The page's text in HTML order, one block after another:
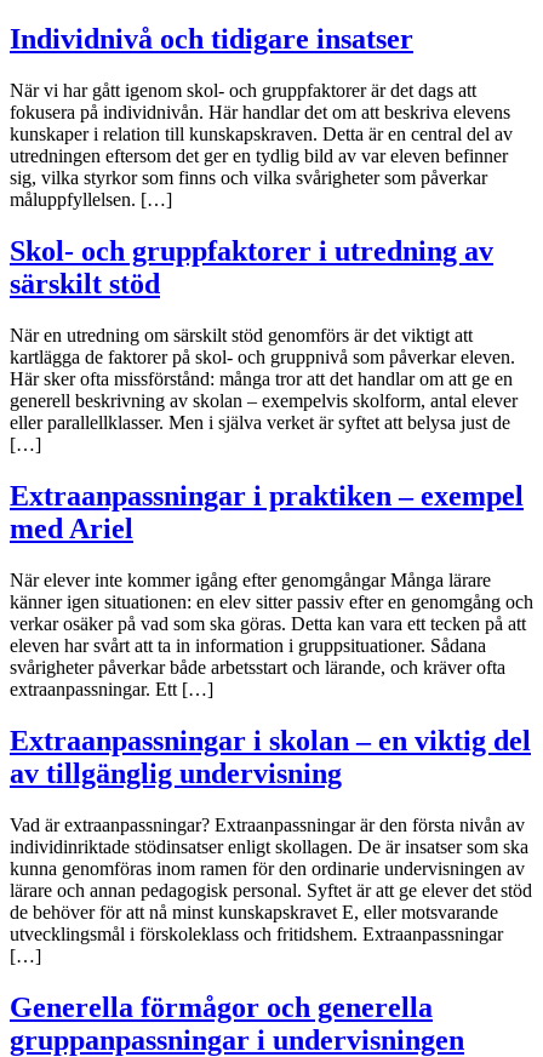
Individnivå och tidigare insatser
När vi har gått igenom skol- och gruppfaktorer är det dags att
fokusera på individnivån. Här handlar det om att beskriva elevens
kunskaper i relation till kunskapskraven. Detta är en central del av
utredningen eftersom det ger en tydlig bild av var eleven befinner
sig, vilka styrkor som finns och vilka svårigheter som påverkar
måluppfyllelsen. […]
Skol- och gruppfaktorer i utredning av
särskilt stöd
När en utredning om särskilt stöd genomförs är det viktigt att
kartlägga de faktorer på skol- och gruppnivå som påverkar eleven.
Här sker ofta missförstånd: många tror att det handlar om att ge en
generell beskrivning av skolan – exempelvis skolform, antal elever
eller parallellklasser. Men i själva verket är syftet att belysa just de
[…]
Extraanpassningar i praktiken – exempel
med Ariel
När elever inte kommer igång efter genomgångar Många lärare
känner igen situationen: en elev sitter passiv efter en genomgång och
verkar osäker på vad som ska göras. Detta kan vara ett tecken på att
eleven har svårt att ta in information i gruppsituationer. Sådana
svårigheter påverkar både arbetsstart och lärande, och kräver ofta
extraanpassningar. Ett […]
Extraanpassningar i skolan – en viktig del
av tillgänglig undervisning
Vad är extraanpassningar? Extraanpassningar är den första nivån av
individinriktade stödinsatser enligt skollagen. De är insatser som ska
kunna genomföras inom ramen för den ordinarie undervisningen av
lärare och annan pedagogisk personal. Syftet är att ge elever det stöd
de behöver för att nå minst kunskapskravet E, eller motsvarande
utvecklingsmål i förskoleklass och fritidshem. Extraanpassningar
[…]
Generella förmågor och generella
gruppanpassningar i undervisningen